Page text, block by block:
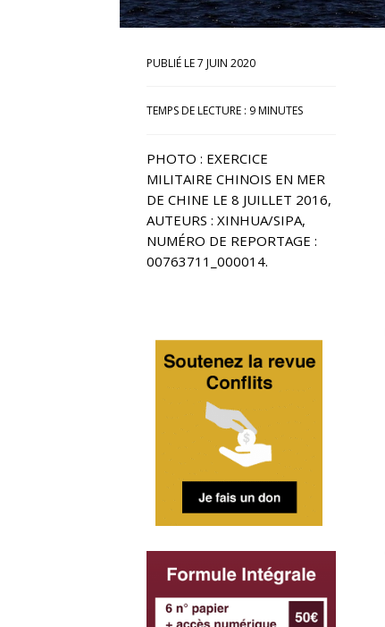
7 JUIN 2020
TEMPS DE LECTURE : 9 MINUTES
PHOTO : EXERCICE
MILITAIRE CHINOIS EN MER
DE CHINE LE 8 JUILLET 2016,
AUTEURS : XINHUA/SIPA,
NUMÉRO DE REPORTAGE :
00763711_000014.